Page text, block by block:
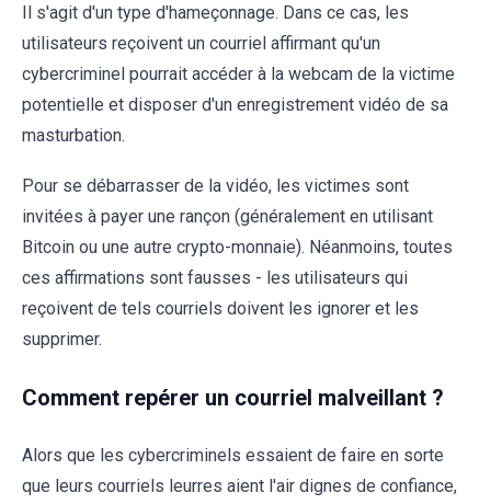
Il s'agit d'un type d'hameçonnage. Dans ce cas, les
utilisateurs reçoivent un courriel affirmant qu'un
cybercriminel pourrait accéder à la webcam de la victime
potentielle et disposer d'un enregistrement vidéo de sa
masturbation.
Pour se débarrasser de la vidéo, les victimes sont
invitées à payer une rançon (généralement en utilisant
Bitcoin ou une autre crypto-monnaie). Néanmoins, toutes
ces affirmations sont fausses - les utilisateurs qui
reçoivent de tels courriels doivent les ignorer et les
supprimer.
Comment repérer un courriel malveillant ?
Alors que les cybercriminels essaient de faire en sorte
que leurs courriels leurres aient l'air dignes de confiance,